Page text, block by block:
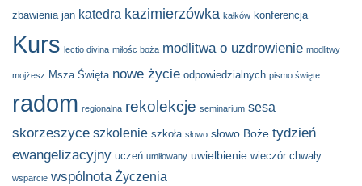
zbawienia jan katedra kazimierzówka kałków konferencja
Kurs lectio divina miłośc boża modlitwa o uzdrowienie modlitwy
mojżesz Msza Święta nowe życie odpowiedzialnych pismo święte
radom regionalna rekolekcje seminarium sesa
skorzeszyce szkolenie szkoła słowo słowo Boże tydzień
ewangelizacyjny uczeń umiłowany uwielbienie wieczór chwały
wsparcie wspólnota Życzenia